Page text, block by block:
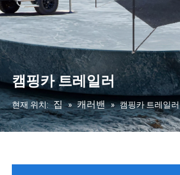
캠핑카 트레일러
현재 위치: 집 » 캐러밴 » 캠핑카 트레일러